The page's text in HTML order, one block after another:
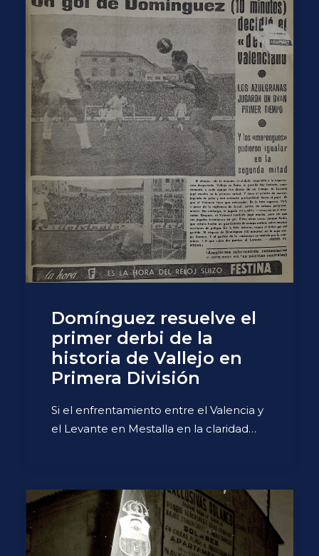
Domínguez resuelve el
primer derbi de la
historia de Vallejo en
Primera División
Si el enfrentamiento entre el Valencia y
el Levante en Mestalla en la claridad…